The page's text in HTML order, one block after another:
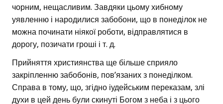
чорним, нещасливим. Завдяки цьому хибному
уявленню і народилися забобони, що в понеділок не
можна починати ніякої роботи, відправлятися в
дорогу, позичати гроші і т. д.
Прийняття християнства ще більше сприяло
закріпленню забобонів, пов’язаних з понеділком.
Справа в тому, що, згідно іудейським переказам, злі
духи в цей день були скинуті Богом з неба і з цього